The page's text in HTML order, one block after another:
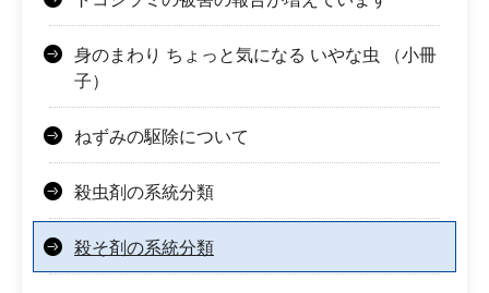
身のまわり ちょっと気になる いやな虫 （小冊
子）
ねずみの駆除について
殺虫剤の系統分類
殺そ剤の系統分類